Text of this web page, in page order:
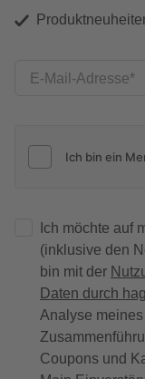
E-Mail-Adresse
Ich möchte auf
(inklusive den
bin mit der
Daten durch
Analyse
Coupons und